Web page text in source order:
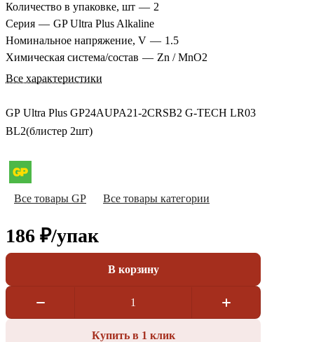
Количество в упаковке, шт — 2
Серия — GP Ultra Plus Alkaline
Номинальное напряжение, V — 1.5
Химическая система/состав — Zn / MnO2
Все характеристики
GP Ultra Plus GP24AUPA21-2CRSB2 G-TECH LR03
BL2(блистер 2шт)
Все товары GP Все товары категории
186 ₽/упак
В корзину
Купить в 1 клик